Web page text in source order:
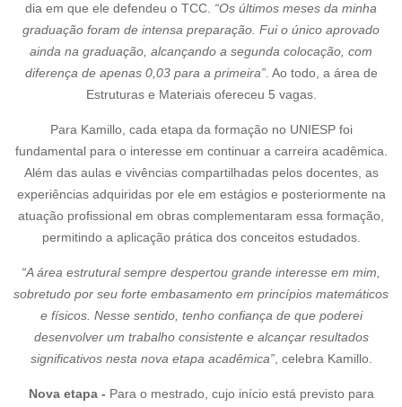
dia em que ele defendeu o TCC. “Os últimos meses da minha
graduação foram de intensa preparação. Fui o único aprovado
ainda na graduação, alcançando a segunda colocação, com
diferença de apenas 0,03 para a primeira”. Ao todo, a área de
Estruturas e Materiais ofereceu 5 vagas.
Para Kamillo, cada etapa da formação no UNIESP foi
fundamental para o interesse em continuar a carreira acadêmica.
Além das aulas e vivências compartilhadas pelos docentes, as
experiências adquiridas por ele em estágios e posteriormente na
atuação profissional em obras complementaram essa formação,
permitindo a aplicação prática dos conceitos estudados.
“A área estrutural sempre despertou grande interesse em mim,
sobretudo por seu forte embasamento em princípios matemáticos
e físicos. Nesse sentido, tenho confiança de que poderei
desenvolver um trabalho consistente e alcançar resultados
significativos nesta nova etapa acadêmica”, celebra Kamillo.
Nova etapa - Para o mestrado, cujo início está previsto para